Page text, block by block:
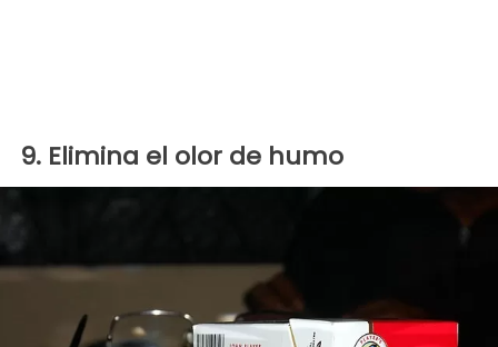
9. Elimina el olor de humo